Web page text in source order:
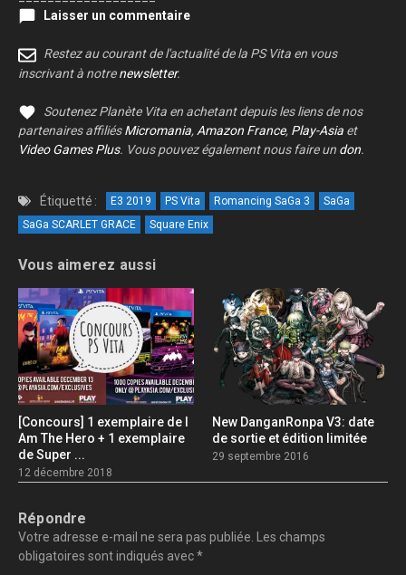
Laisser un commentaire
Restez au courant de l'actualité de la PS Vita en vous
inscrivant à notrenewsletter.
Soutenez Planète Vita en achetant depuis les liens de nos
partenaires affiliésMicromania, Amazon France, Play-Asia et
Video Games Plus. Vous pouvez également nous faire un don.
Étiquetté : E3 2019 PS Vita Romancing SaGa 3
SaGa
SaGa SCARLET GRACE
Square Enix
Vous aimerez aussi
[Concours] 1 exemplaire de I
Am The Hero + 1 exemplaire
de Super ...
12 décembre 2018
New DanganRonpa V3: date
de sortie et édition limitée
29 septembre 2016
Répondre
Votre adresse e-mail ne sera pas publiée. Les champs
obligatoires sont indiqués avec*